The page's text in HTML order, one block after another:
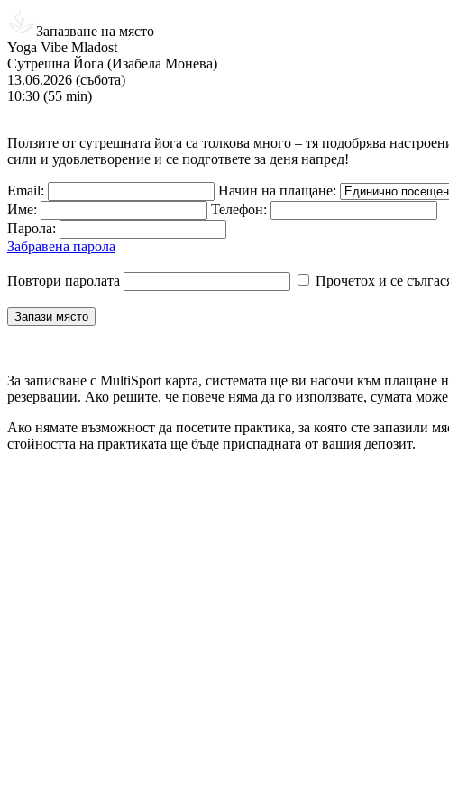
Запазване на място
Yoga Vibe Mladost
Сутрешна Йога (Изабела Монева)
13.06.2026 (събота)
10:30 (55 min)
Ползите от сутрешната йога са толкова много – тя подобрява
сили и удовлетворение и се подгответе за деня напред!
Email:
Начин на плащане:
Име:
Телефон:
Парола:
Забравена парола
Повтори паролата Прочетох и се
За записване с MultiSport карта, системата ще ви насочи към
резервации. Ако решите, че повече няма да го използвате, сумата
Ако нямате възможност да посетите практика, за която сте запазили
стойността на практиката ще бъде приспадната от вашия депозит.